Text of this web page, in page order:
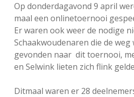
KNSB:
FSB:
FSB:
Agenda
Op donderdagavond 9 april
maal een onlinetoernooi
Er waren ook weer de nodige
Schaakwoudenaren die de weg
gevonden naar dit toernooi,
en Selwink lieten zich flink
Ditmaal waren er 28